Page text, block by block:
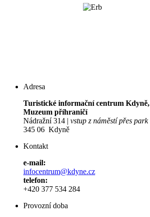
Adresa
Turistické informační centrum Kdyně,
Muzeum příhraničí
Nádražní 314 | vstup z náměstí přes park
345 06 Kdyně
Kontakt
e-mail:
infocentrum@kdyne.cz
telefon:
+420 377 534 284
Provozní doba